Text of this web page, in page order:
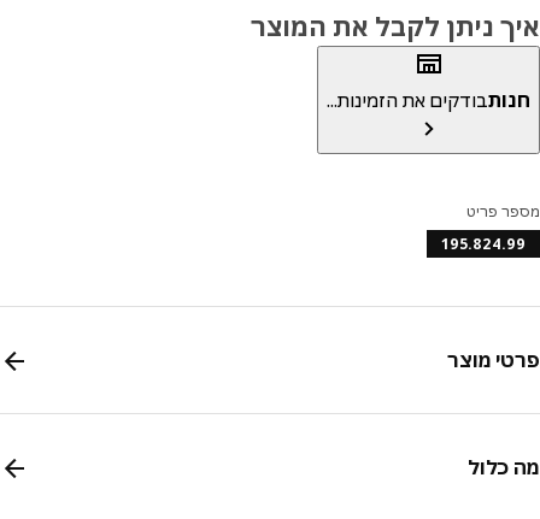
ניתן לקבל את המוצר
בודקים את הזמינות...
פריט
מוצר